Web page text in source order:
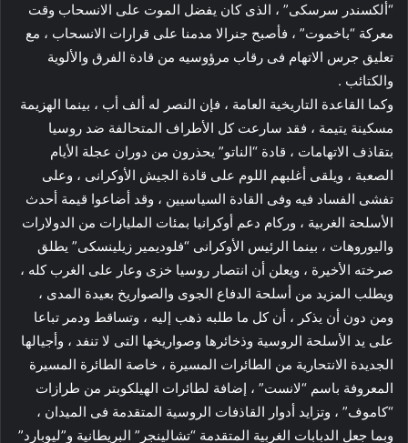
“ألكسندر سرسكى” ، الذى كان يفضل الموت على الانسحاب وقت
معركة “باخموت” ، فأصبح جنرالا مدمنا على قرارات الانسحاب ، مع
تعليق جرس الاتهام فى رقاب مرؤوسيه من قادة الفرق والألوية
والكتائب .
وكما القاعدة التاريخية العامة ، فإن النصر له ألف أب ، بينما الهزيمة
مسكينة يتيمة ، فقد سارعت كل الأطراف المتحالفة ضد روسيا
بتقاذف الاتهامات ، قادة “الناتو” يحذرون من دوران عجلة الأيام
الصعبة ، ويلقى أغلبهم اللوم على قادة الجيش الأوكرانى ، وعلى
تفشى الفساد فيه وفى القادة السياسيين ، وقد أضاعوا قيمة أحدث
الأسلحة الغربية ، وركام دعم أوكرانيا بمئات المليارات من الدولارات
واليوروهات ، بينما الرئيس الأوكرانى “فلوديمير زيلينسكى” يطلق
صرخته الأخيرة ، ويعلن أن انتصار روسيا خزى وعار على الغرب كله ،
ويطلب المزيد من أسلحة الدفاع الجوى والصواريخ بعيدة المدى ،
ومن دون أن يذكر ، أن كل ما طلبه ذهب إليه ، وتساقط ودمر تباعا
على يد الأسلحة الروسية وذخائرها وصواريخها التى لا تنفد ، وأجيالها
الجديدة الانتحارية من الطائرات المسيرة ، خاصة الطائرة المسيرة
المعروفة باسم “لانست” ، إضافة لطائرات الهيلكوبتر من طرازات
“كاموف” ، وتزايد أدوار القاذفات الروسية المتقدمة فى الميدان ،
وبما جعل الدبابات الغربية المتقدمة “تشالينجر” البريطانية و”ليوبارد”